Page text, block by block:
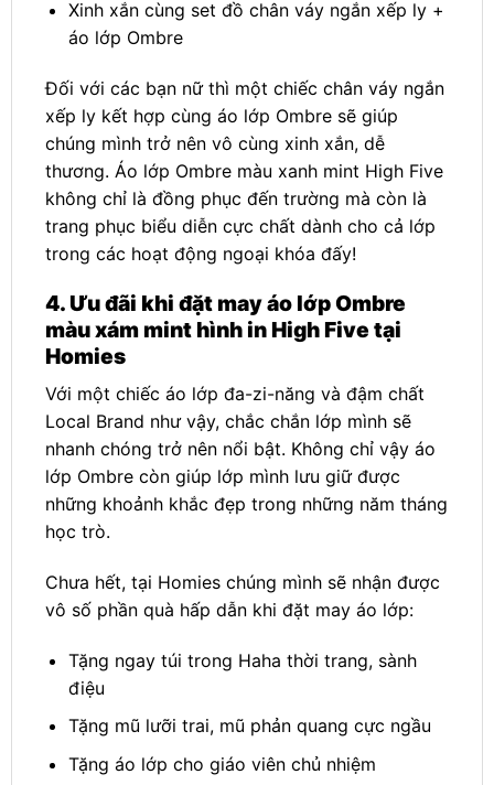
Xinh xắn cùng set đồ chân váy ngắn xếp ly +
áo lớp Ombre
Đối với các bạn nữ thì một chiếc chân váy ngắn
xếp ly kết hợp cùng áo lớp Ombre sẽ giúp
chúng mình trở nên vô cùng xinh xắn, dễ
thương. Áo lớp Ombre màu xanh mint High Five
không chỉ là đồng phục đến trường mà còn là
trang phục biểu diễn cực chất dành cho cả lớp
trong các hoạt động ngoại khóa đấy!
4. Ưu đãi khi đặt may áo lớp Ombre
màu xám mint hình in High Five tại
Homies
Với một chiếc áo lớp đa-zi-năng và đậm chất
Local Brand như vậy, chắc chắn lớp mình sẽ
nhanh chóng trở nên nổi bật. Không chỉ vậy áo
lớp Ombre còn giúp lớp mình lưu giữ được
những khoảnh khắc đẹp trong những năm tháng
học trò.
Chưa hết, tại Homies chúng mình sẽ nhận được
vô số phần quà hấp dẫn khi đặt may áo lớp:
Tặng ngay túi trong Haha thời trang, sành
điệu
Tặng mũ lưỡi trai, mũ phản quang cực ngầu
Tặng áo lớp cho giáo viên chủ nhiệm